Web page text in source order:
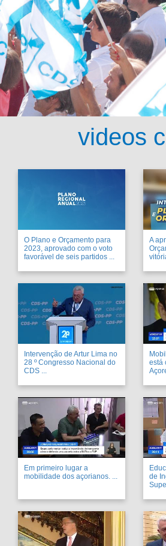
videos
O Plano e Orçamento para
2023, aprovado com o voto
favorável de seis partidos ...
A
Intervenção de Artur Lima no
28 º Congresso Nacional do
CDS ...
está
Em primeiro lugar a
mobilidade dos açorianos. ...
de